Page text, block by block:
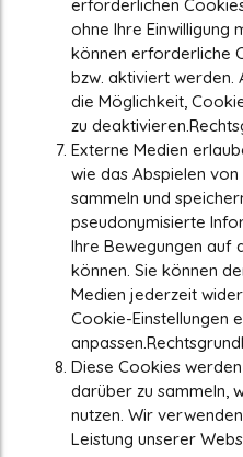
erforderlichen
ohne Ihre Einwilligung
können erforderliche
bzw. aktiviert werden.
die Möglichkeit,
zu
Externe Medien
wie das Abspielen
sammeln und
pseudonymisierte
Ihre Bewegungen auf
können. Sie können
Medien jederzeit
Cookie-Einstellungen
Diese Cookies
darüber zu sammeln,
nutzen. Wir
Leistung unserer